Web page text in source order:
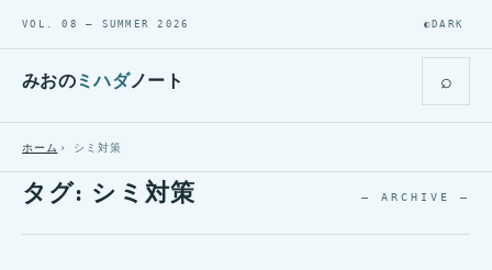
VOL. 08 — SUMMER 2026 ◐ DARK
みおのミハダノート ⌕
ホーム シミ対策
タグ: シミ対策 — ARCHIVE —